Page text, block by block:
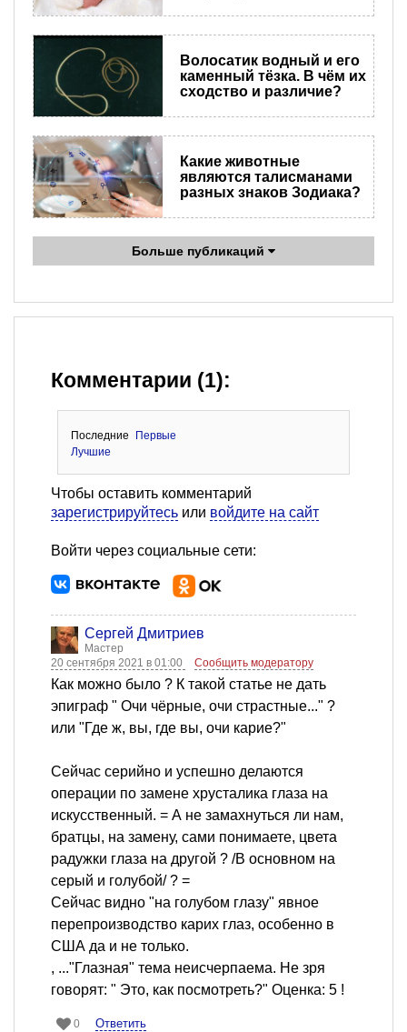
Волосатик водный и его
каменный тёзка. В чём их
сходство и различие?
Какие животные
являются талисманами
разных знаков Зодиака?
Больше публикаций
Комментарии (1):
Последние
Первые
Лучшие
Чтобы оставить комментарий
зарегистрируйтесь или войдите на сайт
Войти через социальные сети:
Сергей Дмитриев
Мастер
20 сентября 2021 в 01:00
Сообщить модератору
Как можно было ? К такой статье не дать
эпиграф " Очи чёрные, очи страстные..." ?
или "Где ж, вы, где вы, очи карие?"
Сейчас серийно и успешно делаются
операции по замене хрусталика глаза на
искусственный. = А не замахнуться ли нам,
братцы, на замену, сами понимаете, цвета
радужки глаза на другой ? /В основном на
серый и голубой/ ? =
Сейчас видно "на голубом глазу" явное
перепроизводство карих глаз, особенно в
США да и не только.
, ..."Глазная" тема неисчерпаема. Не зря
говорят: " Это, как посмотреть?" Оценка: 5 !
0 Ответить